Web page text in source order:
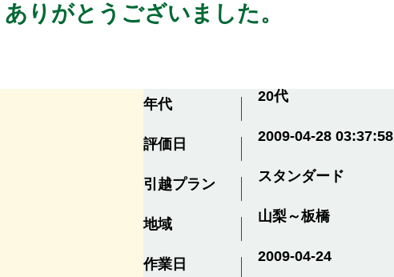
ありがとうございました。
年代 20代
評価日 2009-04-28 03:37:58
引越プラン スタンダード
地域 山梨～板橋
作業日 2009-04-24